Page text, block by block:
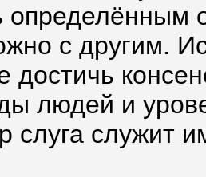
определённым
с другим.
достичь
людей и
слуга служит